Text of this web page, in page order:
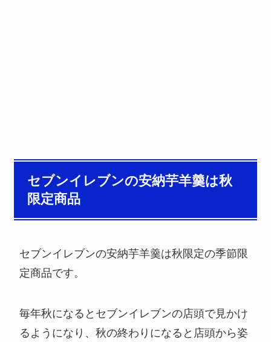
セブンイレブンの安納芋羊羹は秋
限定商品
セブンイレブンの安納芋羊羹は秋限定の季節限
定商品です。
毎年秋になるとセブンイレブンの店頭で見かけ
るようになり、秋の終わりになると店頭から姿